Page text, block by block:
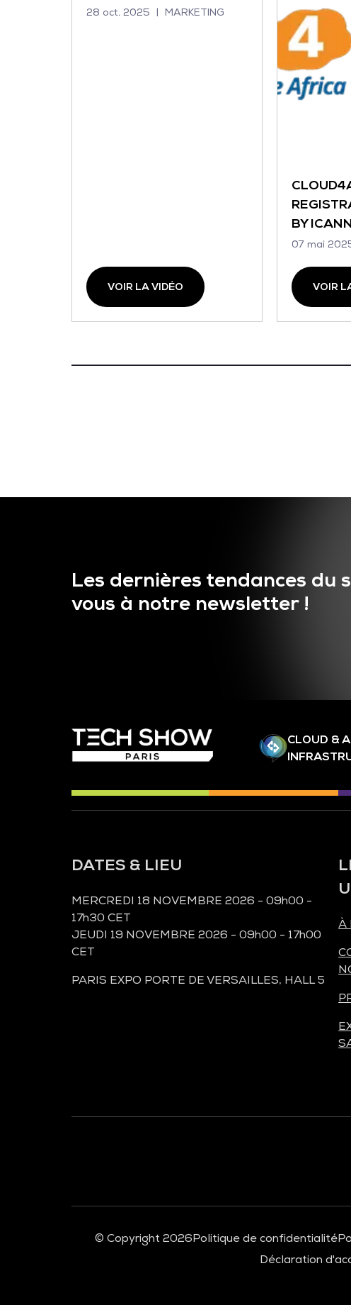
28 oct. 2025 MARKETING
VOIR LA VIDÉO
BY ICANN
07 mai
VOIR
Les dernières tendances du
vous à notre newsletter !
CLOUD &
DATES & LIEU
MERCREDI 18 NOVEMBRE 2026 - 09h00 -
17h30 CET
JEUDI 19 NOVEMBRE 2026 - 09h00 - 17h00
CET
PARIS EXPO PORTE DE VERSAILLES, HALL 5
À
© Copyright 2026Politique de confidentialité
Déclaration